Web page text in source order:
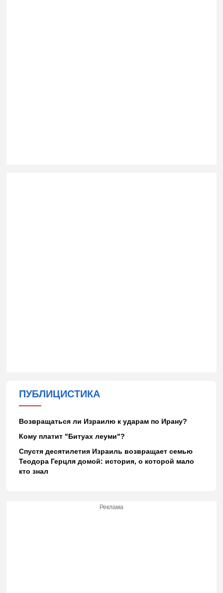
ПУБЛИЦИСТИКА
Возвращаться ли Израилю к ударам по Ирану?
Кому платит "Битуах леуми"?
Спустя десятилетия Израиль возвращает семью
Теодора Герцля домой: история, о которой мало
кто знал
Реклама